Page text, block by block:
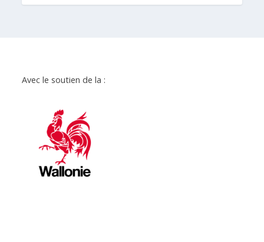
Avec le soutien de la :